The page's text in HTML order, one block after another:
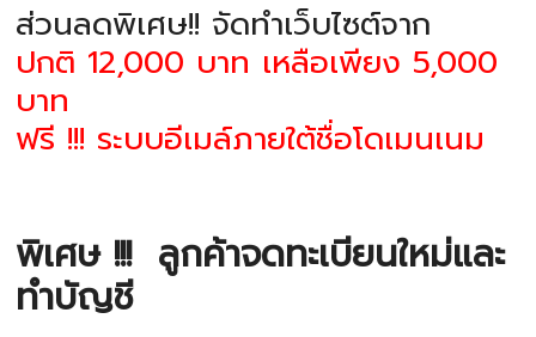
ส่วนลดพิเศษ!! จัดทำเว็บไซต์จาก
ปกติ 12,000 บาท เหลือเพียง 5,000
บาท
ฟรี !!! ระบบอีเมล์ภายใต้ชื่อโดเมนเนม
พิเศษ !!! ลูกค้าจดทะเบียนใหม่และ
ทำบัญชี